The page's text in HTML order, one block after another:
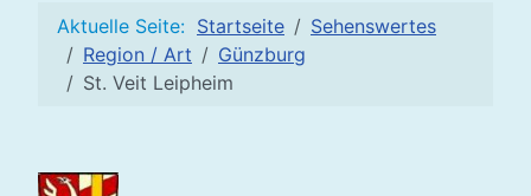
Aktuelle Seite: Startseite
Sehenswertes
Region / Art
Günzburg
St. Veit Leipheim